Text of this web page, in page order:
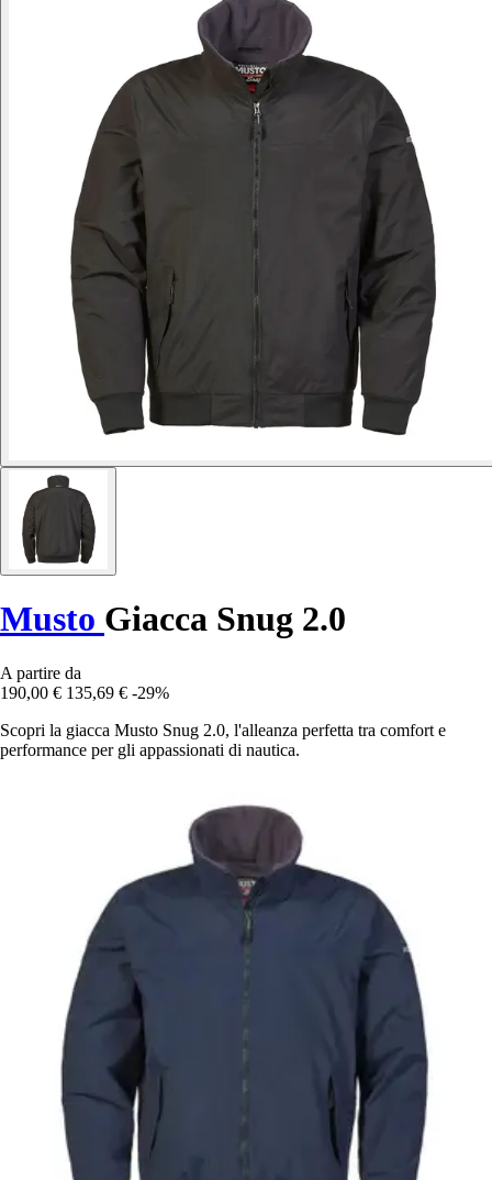
Musto Giacca Snug 2.0
A partire da
190,00 € 135,69 € -29%
Scopri la giacca Musto Snug 2.0, l'alleanza perfetta tra comfort e
performance per gli appassionati di nautica.